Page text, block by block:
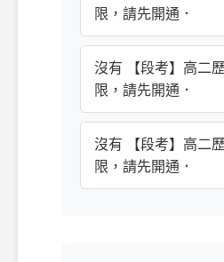
限，請先開通．
沒有 【段考】高二
限，請先開通．
沒有 【段考】高二
限，請先開通．